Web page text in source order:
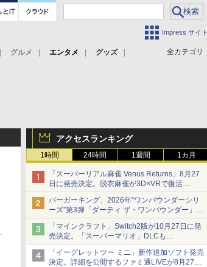
Impress サイト
全カテゴリ
グルメ エンタメ
グッズ
アクセスランキング
1時間 24時間 1週間 1カ月
「スーパーリアル麻雀 Venus Returns」8月27
日に発売決定。脱衣麻雀が3D×VRで復活
発売から2週間は20%オフになるセールが実施
バーガーキング、2026年“ワンパウンダーシリ
ーズ”第3弾「ダーティ ザ・ワンパウンダー」を
8月7日発売
「特製ガーリックマヨソース」を使用した超大
型チーズバーガー
「マインクラフト」Switch2版が10月27日に発
売決定。「スーパーマリオ」DLCも
Switch版からのアップグレードも可能に
「イーグレットツー ミニ」新作追加ソフト発売
決定。詳細を公開するファミ通LIVEが8月27日